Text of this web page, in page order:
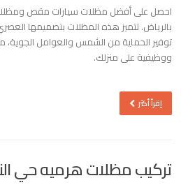
احصل على أفضل مظلات سيارات مقص
بالرياض. تتميز هذه المظلات بتصميمها
توفير الحماية من الشمس والعوامل
ووظيفية على منزلك.
إقرأ أكثر
تركيب مظلات هرميه حي